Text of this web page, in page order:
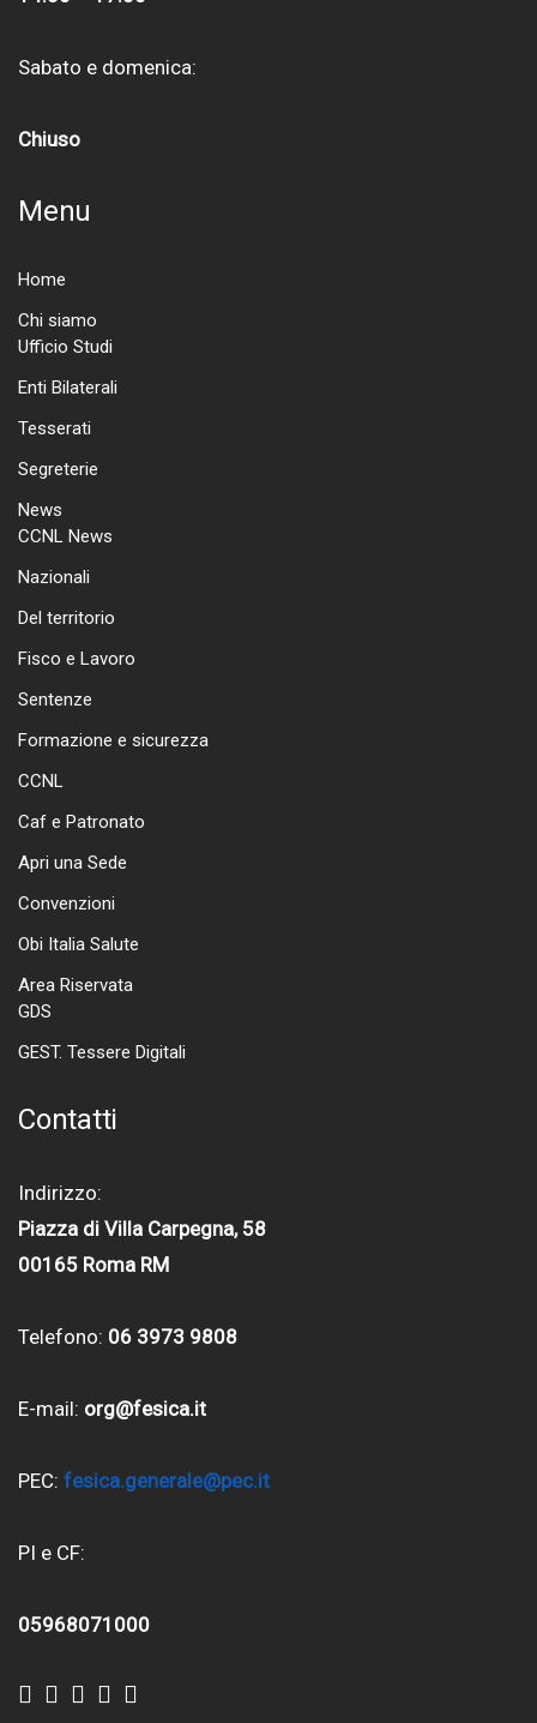
Sabato e domenica:
Chiuso
Menu
Home
Chi siamo
Ufficio Studi
Enti Bilaterali
Tesserati
Segreterie
News
CCNL News
Nazionali
Del territorio
Fisco e Lavoro
Sentenze
Formazione e sicurezza
CCNL
Caf e Patronato
Apri una Sede
Convenzioni
Obi Italia Salute
Area Riservata
GDS
GEST. Tessere Digitali
Contatti
Indirizzo:
Piazza di Villa Carpegna, 58
00165 Roma RM
Telefono: 06 3973 9808
E-mail: org@fesica.it
PEC: fesica.generale@pec.it
PI e CF:
05968071000